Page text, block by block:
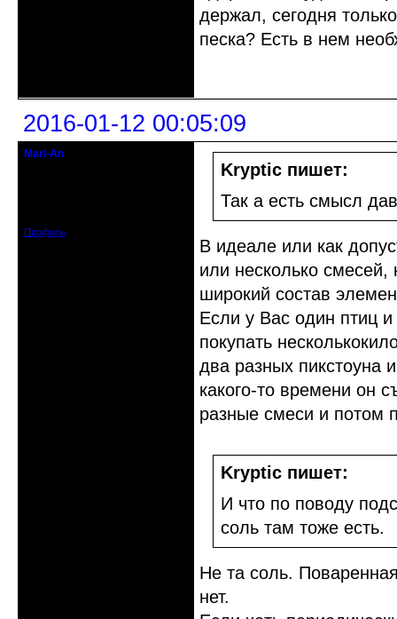
держал, сегодня
песка? Есть в нем
2016-01-12 00:05:09
Mari-An
Профиль
Kryptic пишет:
Так а есть смысл
В идеале или как
или несколько
широкий состав
Если у Вас один птиц
покупать
два разных пикстоуна
какого-то времени он
разные смеси и потом
Kryptic пишет:
И что по поводу
соль там тоже есть.
Не та соль.
нет.